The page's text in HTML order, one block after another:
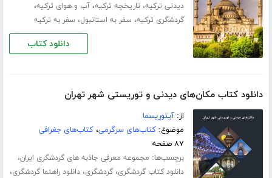
دیدنی ترکیه، تاریخچه ترکیه،آب و هوای ترکیه،
گردشگری ترکیه، سفر به استانبول، سفر به ترکیه
دانلود کتاب
دانلود کتاب مکان‌های دیدنی و توریستی شهر تهران
از:آیتوریسما
موضوع:کتاب‌های سرگرمی،کتاب‌های جغرافی
۸۷ صفحه
برچسب‌ها: مجموعه معرفی جاذبه های گردشگری ایران،
دانلود کتاب گردشگری،گردشگری،دانلود راهنما گردشگری،